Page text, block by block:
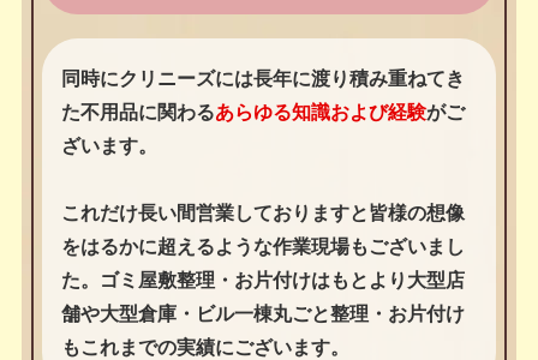
同時にクリニーズには長年に渡り積み重ねてき
た不用品に関わるあらゆる知識および経験がご
ざいます。
これだけ長い間営業しておりますと皆様の想像
をはるかに超えるような作業現場もございまし
た。ゴミ屋敷整理・お片付けはもとより大型店
舗や大型倉庫・ビル一棟丸ごと整理・お片付け
もこれまでの実績にございます。